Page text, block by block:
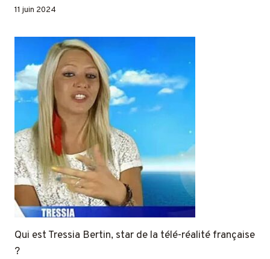
11 juin 2024
Qui est Tressia Bertin, star de la télé-réalité française
?